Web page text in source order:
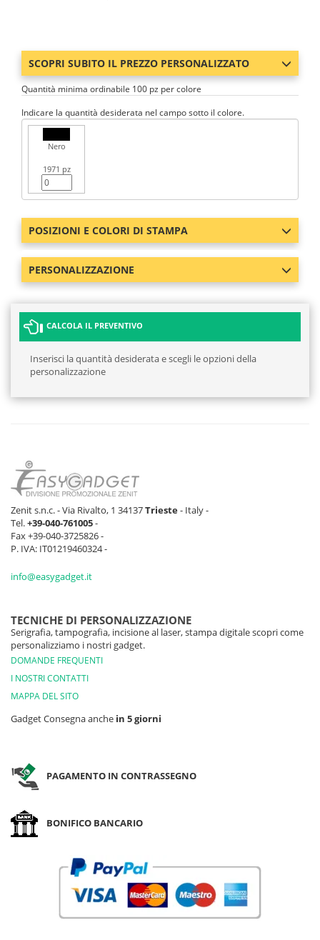
SCOPRI SUBITO IL PREZZO PERSONALIZZATO
Quantità minima ordinabile 100 pz per colore
Indicare la quantità desiderata nel campo sotto il colore.
Nero
1971 pz
POSIZIONI E COLORI DI STAMPA
PERSONALIZZAZIONE
CALCOLA IL PREVENTIVO
Inserisci la quantità desiderata e scegli le opzioni della
personalizzazione
Zenit s.n.c. - Via Rivalto, 1 34137Trieste- Italy -
Tel.+39-040-761005-
Fax +39-040-3725826 -
P. IVA: IT01219460324 -
info@easygadget.it
TECNICHE DI PERSONALIZZAZIONE
Serigrafia, tampografia, incisione al laser, stampa digitale scopri come
personalizziamo i nostri gadget.
DOMANDE FREQUENTI
I NOSTRI CONTATTI
MAPPA DEL SITO
Gadget Consegna anche in 5 giorni
PAGAMENTO IN CONTRASSEGNO
BONIFICO BANCARIO